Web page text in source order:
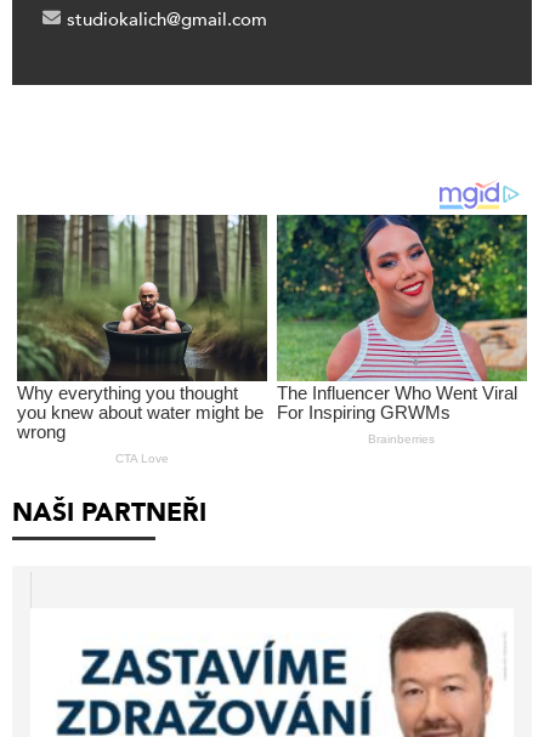
studiokalich@gmail.com
NAŠI PARTNEŘI